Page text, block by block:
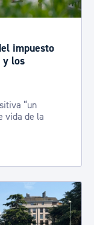
impuesto
y los
“un
vida de la